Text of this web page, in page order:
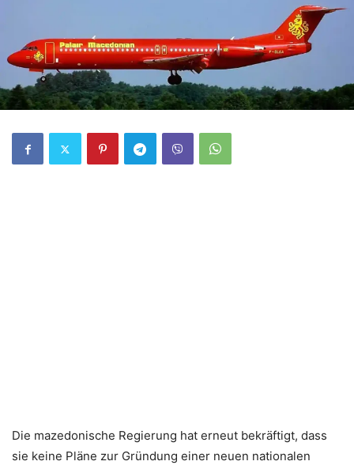
Die mazedonische Regierung hat erneut bekräftigt, dass
sie keine Pläne zur Gründung einer neuen nationalen